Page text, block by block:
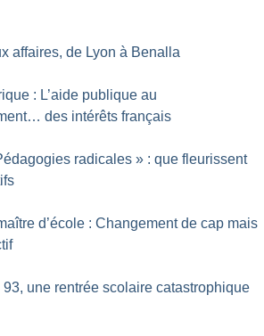
affaires, de Lyon à Benalla
: L’aide publique au
des intérêts français
radicales » : que fleurissent
d’école : Changement de cap mais
93, une rentrée scolaire catastrophique